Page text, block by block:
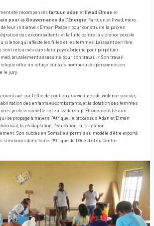
été récompensés fartuun adan et Ilwad Elman et
pour la Gouvernance de l’Energie . Fartuun et Ilwad, mère
leur initiative « Elman Peace » pour construire la paix en
des ex-combattants et la lutte contre la violence sexiste
silence qui affecte les filles et les femmes. Laissant derrière
sont retournés dans leur pays d’origine pour perpétuer
brutalement assassiné pour son travail. « Son travail
offre un refuge sûr à de nombreuses personnes en
le jury.
axé sur l’offre de soutien aux victimes de violence sexiste,
des enfants ex-combattants, et la dotation des femmes
professionnelles et en leadership. Étroitement lié aux
se propage à travers l’Afrique, le processus Adan et Elman
la réadaptation, l’éducation, la formation
Son succès en Somalie a permis au modèle d’être exporté
similaires dans toute l’Afrique de l’Ouest et du Centre.